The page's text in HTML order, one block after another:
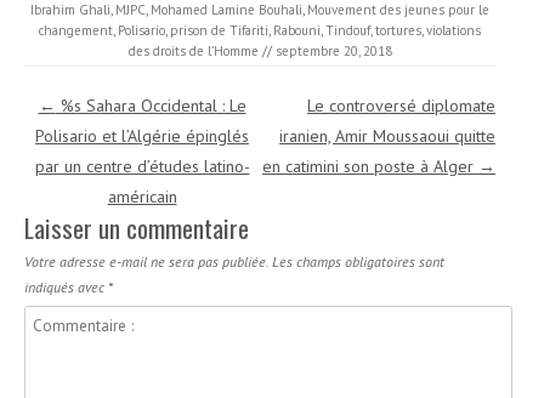
Ibrahim Ghali, MJPC, Mohamed Lamine Bouhali, Mouvement des jeunes pour le
changement, Polisario, prison de Tifariti, Rabouni,Tindouf,tortures,violations
des droits de l’Homme // septembre 20, 2018
Navigation des articles
← %s Sahara Occidental : Le
Polisario et l’Algérie épinglés
par un centre d’études latino-
américain
Le controversé diplomate
iranien, Amir Moussaoui quitte
en catimini son poste à Alger →
Laisser un commentaire
Votre adresse e-mail ne sera pas publiée. Les champs obligatoires sont
indiqués avec *